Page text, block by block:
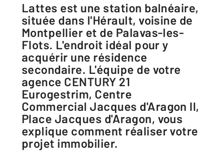
Lattes est une station balnéaire,
située dans l'Hérault, voisine de
Montpellier et de Palavas-les-
Flots. L'endroit idéal pour y
acquérir une résidence
secondaire. L'équipe de votre
agence CENTURY 21
Eurogestrim, Centre
Commercial Jacques d'Aragon II,
Place Jacques d'Aragon, vous
explique comment réaliser votre
projet immobilier.